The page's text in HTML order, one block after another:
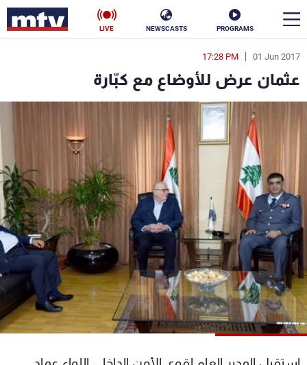
PROGRAMS
NEWSCASTS
LIVE
01 Jun 2017
17:28 PM
عثمان عرض للأوضاع مع كبّارة
en
الأخبار
سياسة ناس
فن
منوعات رياضة
كأس العالم
البرامج
جدول البرامج
شاهد البرامج